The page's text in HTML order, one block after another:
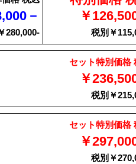
－
280,000-
￥
税別￥
セット特別価格
￥
税別￥
セット特別価格
￥
税別￥